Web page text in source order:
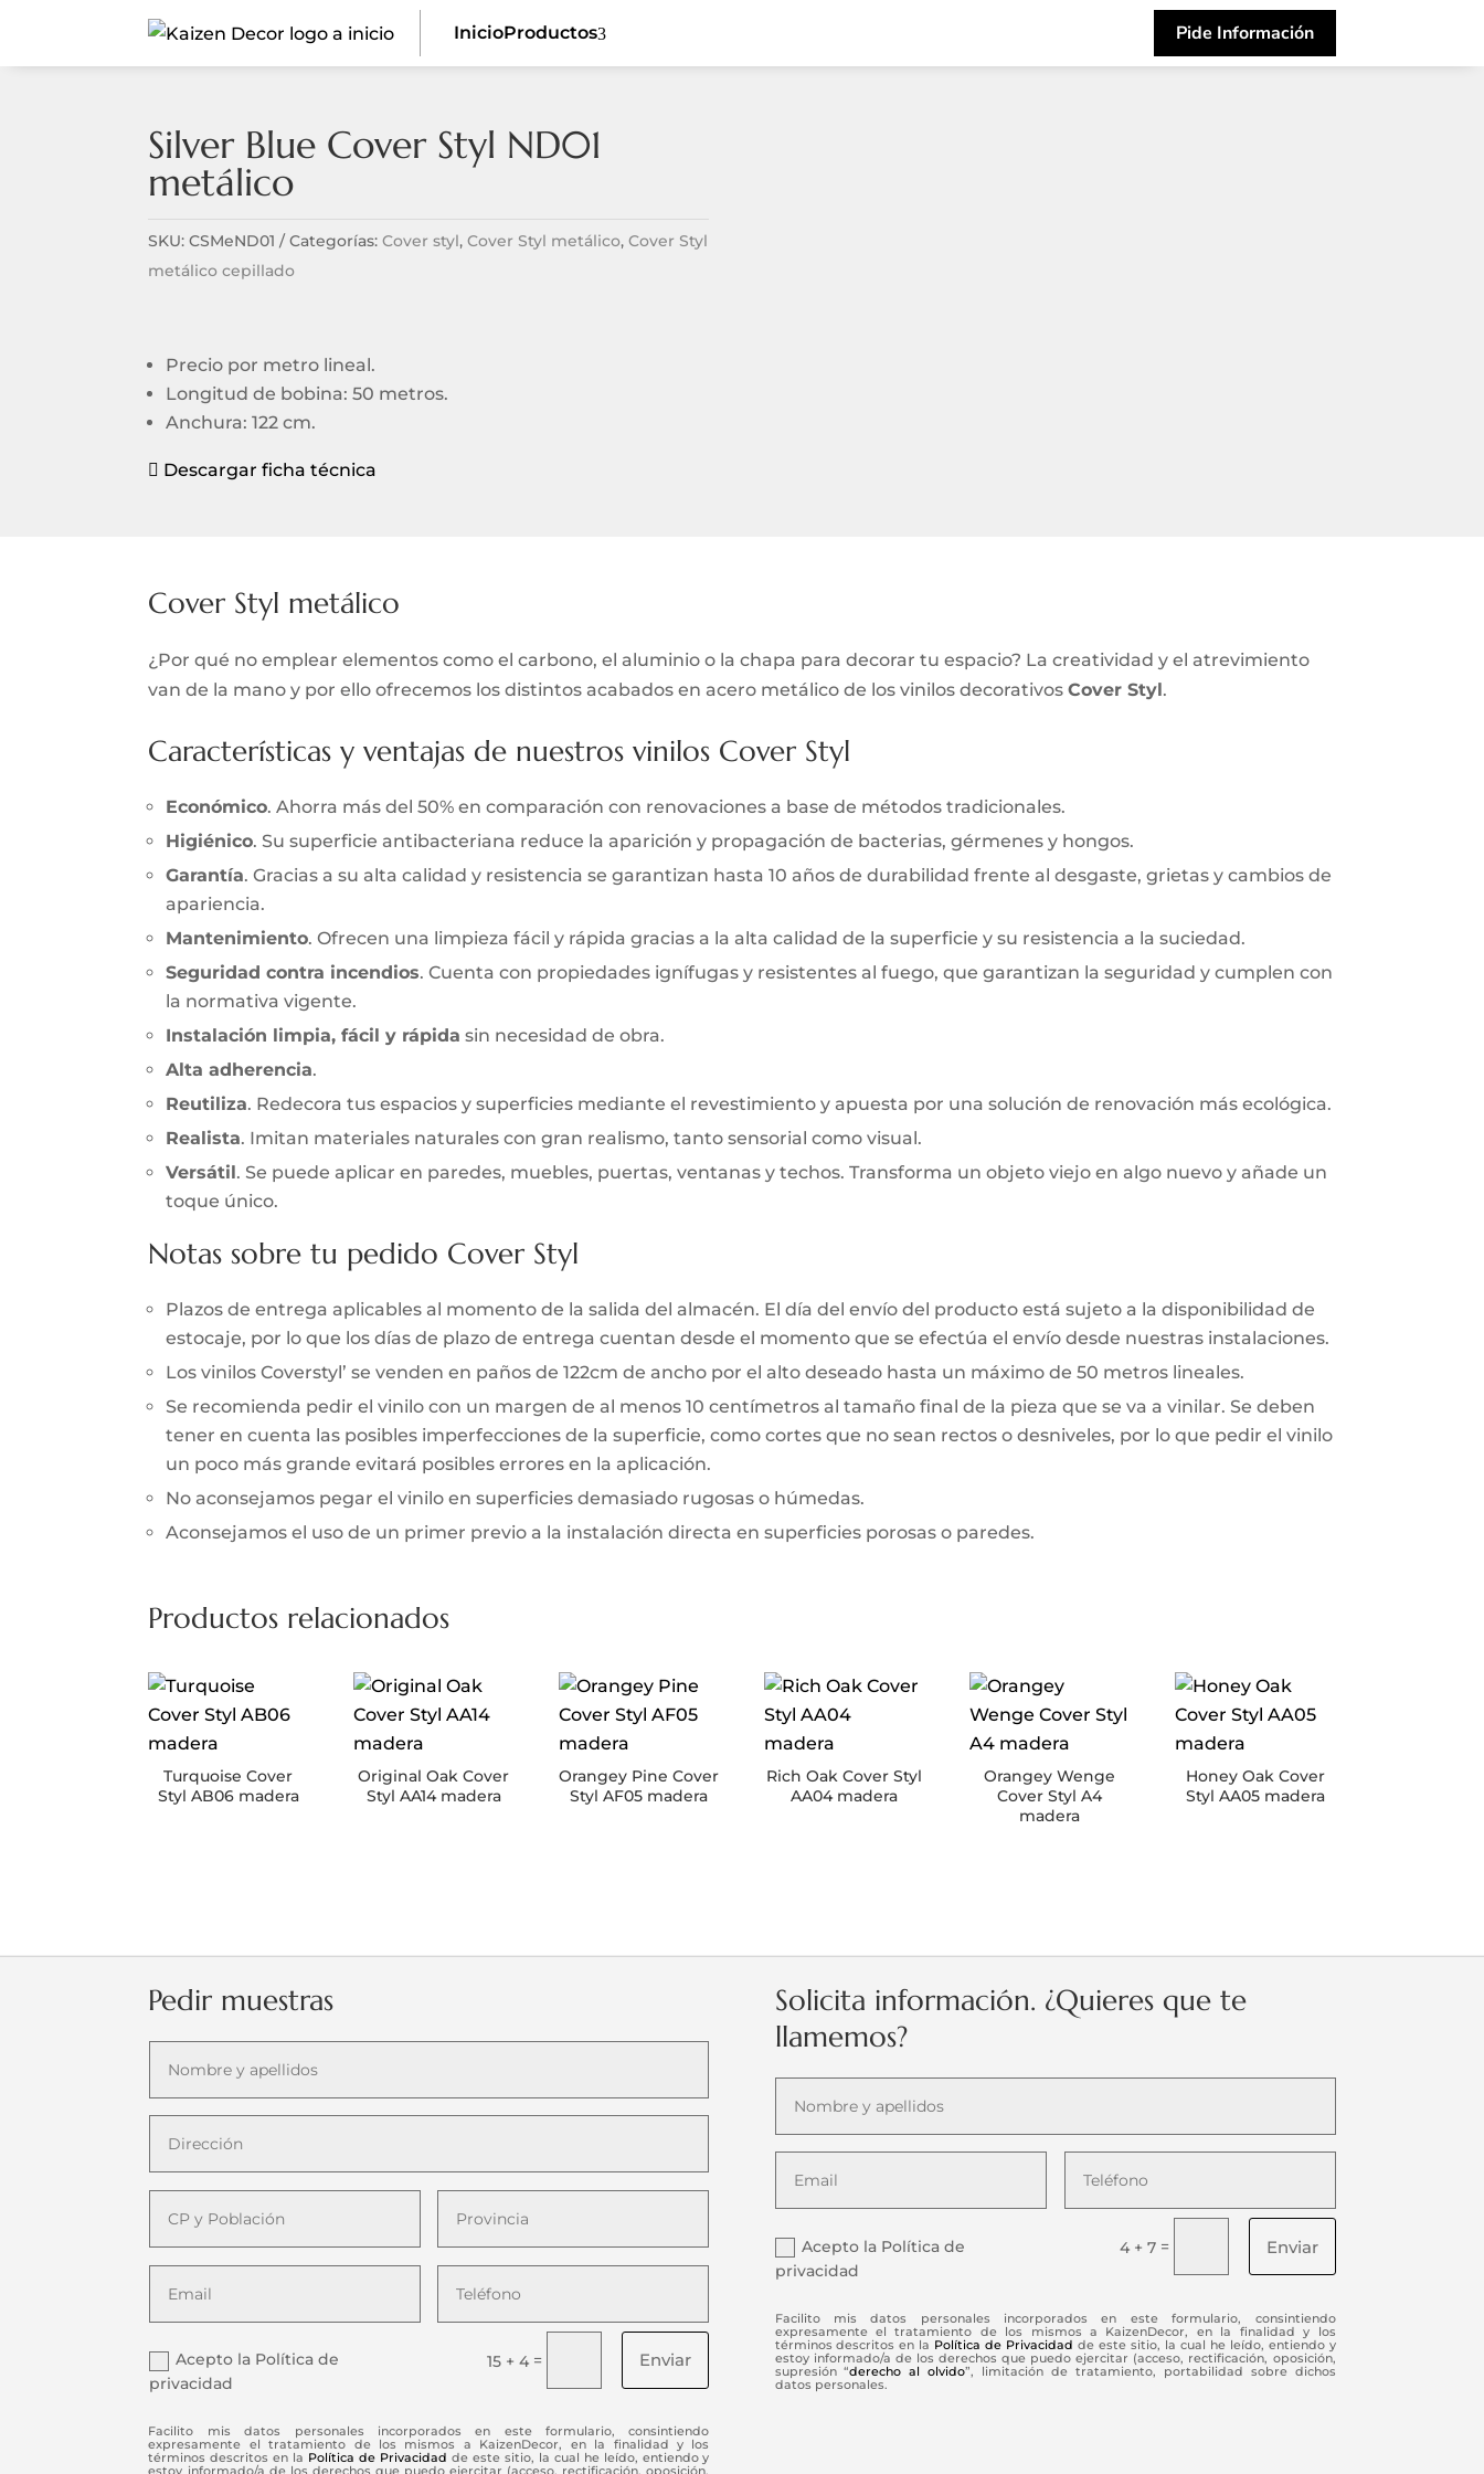
InicioProductos3
Listones de
Pide Información
Silver Blue Cover Styl ND01
metálico
SKU:CSMeND01 Categorías:Cover styl,Cover Styl metálico,Cover Styl
metálico cepillado
Precio por metro lineal.
Longitud de bobina: 50 metros.
Anchura: 122 cm.
 Descargar ficha técnica
Cover Styl metálico
¿Por qué no emplear elementos como el carbono, el aluminio o la chapa para decorar tu espacio? La creatividad y el atrevimiento
van de la mano y por ello ofrecemos los distintos acabados en acero metálico de los vinilos decorativosCover Styl.
Características y ventajas de nuestros vinilos Cover Styl
Económico. Ahorra más del 50% en comparación con renovaciones a base de métodos tradicionales.
Higiénico. Su superficie antibacteriana reduce la aparición y propagación de bacterias, gérmenes y hongos.
Garantía. Gracias a su alta calidad y resistencia se garantizan hasta 10 años de durabilidad frente al desgaste, grietas y cambios de
apariencia.
Mantenimiento. Ofrecen una limpieza fácil y rápida gracias a la alta calidad de la superficie y su resistencia a la suciedad.
Seguridad contra incendios. Cuenta con propiedades ignífugas y resistentes al fuego, que garantizan la seguridad y cumplen con
la normativa vigente.
Instalación limpia, fácil y rápida sin necesidad de obra.
Alta adherencia.
Reutiliza. Redecora tus espacios y superficies mediante el revestimiento y apuesta por una solución de renovación más ecológica.
Realista. Imitan materiales naturales con gran realismo, tanto sensorial como visual.
Versátil . Se puede aplicar en paredes, muebles, puertas, ventanas y techos. Transforma un objeto viejo en algo nuevo y añade un
toque único.
Notas sobre tu pedido Cover Styl
Plazos de entrega aplicables al momento de la salida del almacén. El día del envío del producto está sujeto a la disponibilidad de
estocaje, por lo que los días de plazo de entrega cuentan desde el momento que se efectúa el envío desde nuestras instalaciones.
Los vinilos Coverstyl’ se venden en paños de 122cm de ancho por el alto deseado hasta un máximo de 50 metros lineales.
Se recomienda pedir el vinilo con un margen de al menos 10 centímetros al tamaño final de la pieza que se va a vinilar. Se deben
tener en cuenta las posibles imperfecciones de la superficie, como cortes que no sean rectos o desniveles, por lo que pedir el vinilo
un poco más grande evitará posibles errores en la aplicación.
No aconsejamos pegar el vinilo en superficies demasiado rugosas o húmedas.
Aconsejamos el uso de un primer previo a la instalación directa en superficies porosas o paredes.
Productos relacionados
Turquoise Cover
Styl AB06 madera
Original Oak Cover
Styl AA14 madera
Orangey Pine Cover
Styl AF05 madera
Rich Oak Cover Styl
AA04 madera
Orangey Wenge
Cover Styl A4
madera
Honey Oak Cover
Styl AA05 madera
Pedir muestras
Acepto la Política de
privacidad
15 + 4 = Enviar
Facilito mis datos personales incorporados en este formulario, consintiendo
expresamente el tratamiento de los mismos a KaizenDecor, en la finalidad y los
términos descritos en la Política de Privacidad de este sitio, la cual he leído, entiendo y
estoy informado/a de los derechos que puedo ejercitar (acceso, rectificación, oposición,
Solicita información. ¿Quieres que te
llamemos?
Acepto la Política de
privacidad
4 + 7= Enviar
Facilito mis datos personales incorporados en este formulario, consintiendo
expresamente el tratamiento de los mismos a KaizenDecor, en la finalidad y los
términos descritos en la Política de Privacidad de este sitio, la cual he leído, entiendo y
estoy informado/a de los derechos que puedo ejercitar (acceso, rectificación, oposición,
supresión “derecho al olvido”, limitación de tratamiento, portabilidad sobre dichos
datos personales.